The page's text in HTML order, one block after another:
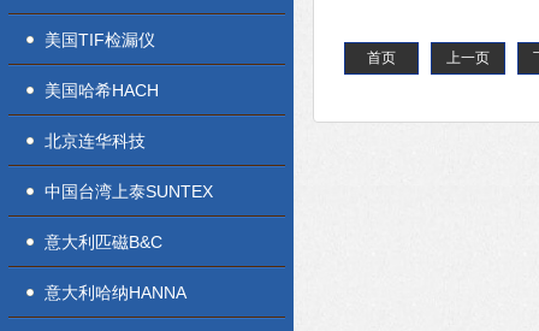
美国TIF检漏仪
美国哈希HACH
北京连华科技
中国台湾上泰SUNTEX
意大利匹磁B&C
意大利哈纳HANNA
首页 上一页